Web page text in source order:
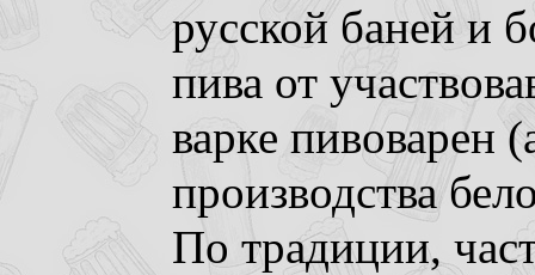
русской баней и
пива от
варке пивоварен
производства
По традиции,